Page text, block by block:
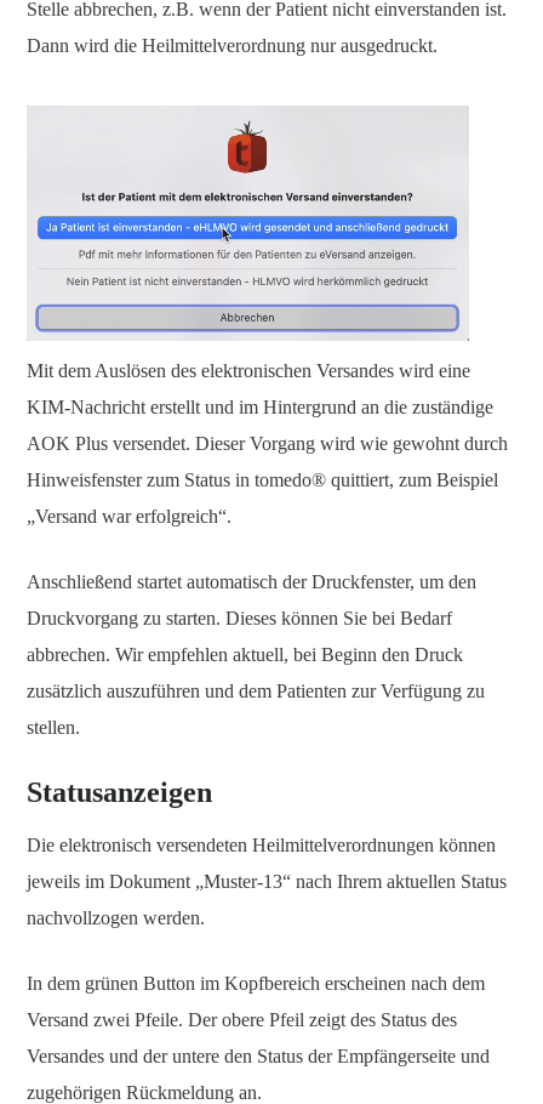
Stelle abbrechen, z.B. wenn der Patient nicht einverstanden ist.
Dann wird die Heilmittelverordnung nur ausgedruckt.
Mit dem Auslösen des elektronischen Versandes wird eine
KIM-Nachricht erstellt und im Hintergrund an die zuständige
AOK Plus versendet. Dieser Vorgang wird wie gewohnt durch
Hinweisfenster zum Status in tomedo® quittiert, zum Beispiel
„Versand war erfolgreich“.
Anschließend startet automatisch der Druckfenster, um den
Druckvorgang zu starten. Dieses können Sie bei Bedarf
abbrechen. Wir empfehlen aktuell, bei Beginn den Druck
zusätzlich auszuführen und dem Patienten zur Verfügung zu
stellen.
Statusanzeigen
Die elektronisch versendeten Heilmittelverordnungen können
jeweils im Dokument „Muster-13“ nach Ihrem aktuellen Status
nachvollzogen werden.
In dem grünen Button im Kopfbereich erscheinen nach dem
Versand zwei Pfeile. Der obere Pfeil zeigt des Status des
Versandes und der untere den Status der Empfängerseite und
zugehörigen Rückmeldung an.